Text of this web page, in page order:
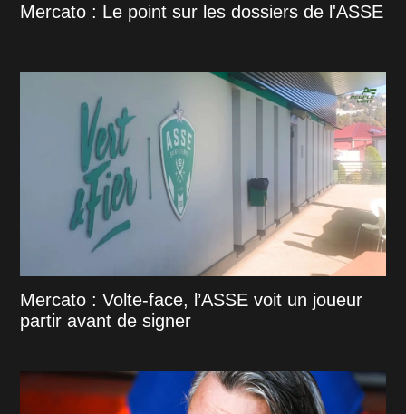
Mercato : Le point sur les dossiers de l'ASSE
Mercato : Volte-face, l’ASSE voit un joueur
partir avant de signer